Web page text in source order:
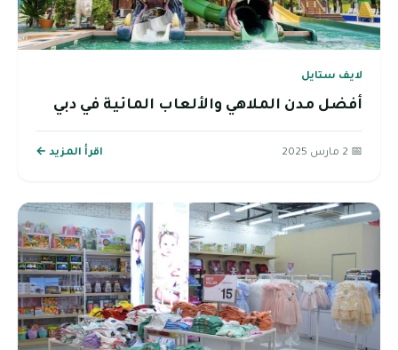
لايف ستايل
أفضل مدن الملاهي والألعاب المائية في دبي
📅 2 مارس 2025 اقرأ المزيد ←